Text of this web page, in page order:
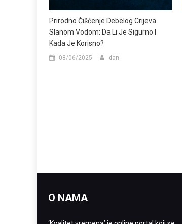
Prirodno Čišćenje Debelog Crijeva
Slanom Vodom: Da Li Je Sigurno I
Kada Je Korisno?
08/06/2025 dan
O NAMA